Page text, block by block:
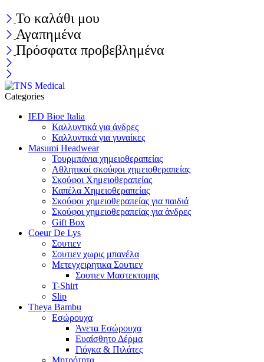
Το καλάθι μου
Αγαπημένα
Πρόσφατα προβεβλημένα
Categories
IED Bioe Italia
Καλλυντικά για άνδρες
Καλλυντικά για γυναίκες
Masumi Headwear
Τουρμπάνια χημειοθεραπείας
Αθλητικοί σκούφοι χημειοθεραπείας
Σκούφοι Χημειοθεραπείας
Καπέλα Χημειοθεραπείας
Σκούφοι χημειοθεραπείας για παιδιά
Σκούφοι χημειοθεραπείας για άνδρες
Gift Box
Coeur De Lys
Σουτιεν
Σουτιεν χωρις μπανέλα
Μετεγχειρητικα Σουτιεν
Σουτιεν Μαστεκτομης
T-Shirt
Slip
Theya Bambu
Εσώρουχα
Άνετα Εσώρουχα
Ευαίσθητο Δέρμα
Γιόγκα & Πιλάτες
Μητρότητα